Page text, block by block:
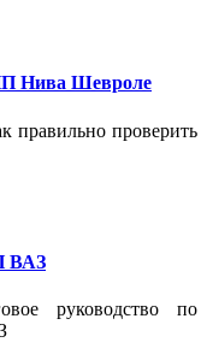
Нива Шевроле
правильно проверить
ВАЗ
руководство по